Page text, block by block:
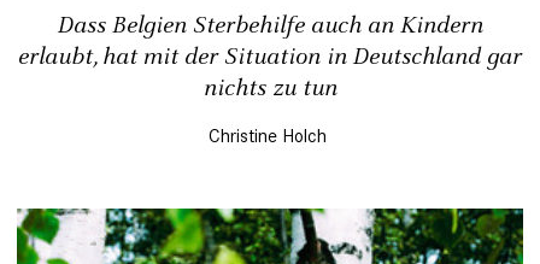
Dass Belgien Sterbehilfe auch an Kindern
erlaubt, hat mit der Situation in Deutschland gar
nichts zu tun
Christine Holch